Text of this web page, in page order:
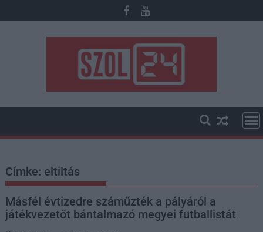
to
Címke: eltiltás
Másfél évtizedre száműzték a pályáról a
játékvezetőt bántalmazó megyei futballistát